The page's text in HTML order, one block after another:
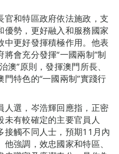
官和特區政府依法施政，支
優勢，更好融入和服務國家
中更好發揮積極作用。他表
會充分發揮“一國兩制”制
澳”原則，發揮澳門所長、
特色的“一國兩制”實踐行
人選，岑浩輝回應指，正密
有較確定的主要官員人
接觸不同人士，預期11月內
強調，效忠國家和特區、